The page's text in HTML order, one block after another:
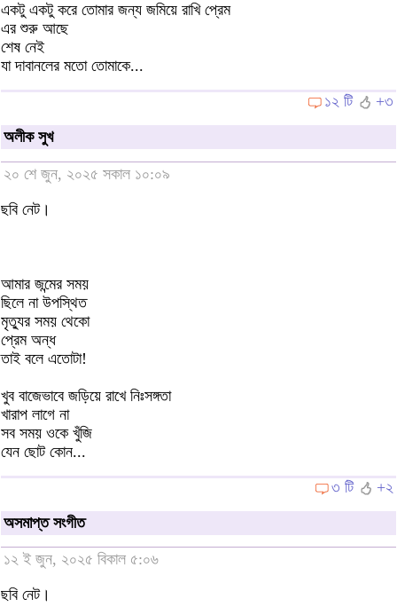
একটু একটু করে তোমার জন্য জমিয়ে রাখি প্রেম
এর শুরু আছে
শেষ নেই
যা দাবানলের মতো তোমাকে...
১২ টি
+৩
অলীক সুখ
২০ শে জুন, ২০২৫ সকাল ১০:০৯
ছবি নেট।
আমার জন্মের সময়
ছিলে না উপস্থিত
মৃত্যুর সময় থেকো
প্রেম অন্ধ
তাই বলে এতোটা!
খুব বাজেভাবে জড়িয়ে রাখে নিঃসঙ্গতা
খারাপ লাগে না
সব সময় ওকে খুঁজি
যেন ছোট কোন...
৩ টি
+২
অসমাপ্ত সংগীত
১২ ই জুন, ২০২৫ বিকাল ৫:০৬
ছবি নেট।